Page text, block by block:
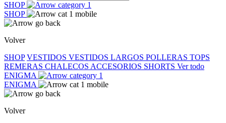
SHOP
SHOP
Volver
SHOP VESTIDOS VESTIDOS LARGOS POLLERAS TOPS
REMERAS CHALECOS ACCESORIOS SHORTS Ver todo
ENIGMA
ENIGMA
Volver